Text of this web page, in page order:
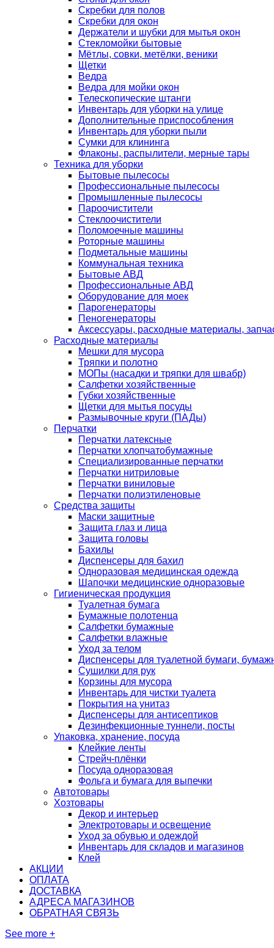
Скребки для полов
Скребки для окон
Держатели и шубки для мытья окон
Стекломойки бытовые
Мётлы, совки, метёлки, веники
Щетки
Ведра
Ведра для мойки окон
Телескопические штанги
Инвентарь для уборки на улице
Дополнительные приспособления
Инвентарь для уборки пыли
Сумки для клининга
Флаконы, распылители, мерные тары
Техника для уборки
Бытовые пылесосы
Профессиональные пылесосы
Промышленные пылесосы
Пароочистители
Стеклоочистители
Поломоечные машины
Роторные машины
Подметальные машины
Коммунальная техника
Бытовые АВД
Профессиональные АВД
Оборудование для моек
Парогенераторы
Пеногенераторы
Аксессуары, расходные материалы,
Расходные материалы
Мешки для мусора
Тряпки и полотно
МОПы (насадки и тряпки для швабр)
Салфетки хозяйственные
Губки хозяйственные
Щетки для мытья посуды
Размывочные круги (ПАДы)
Перчатки
Перчатки латексные
Перчатки хлопчатобумажные
Специализированные перчатки
Перчатки нитриловые
Перчатки виниловые
Перчатки полиэтиленовые
Средства защиты
Маски защитные
Защита глаз и лица
Защита головы
Бахилы
Диспенсеры для бахил
Одноразовая медицинская одежда
Шапочки медицинские одноразовые
Гигиеническая продукция
Туалетная бумага
Бумажные полотенца
Салфетки бумажные
Салфетки влажные
Уход за телом
Диспенсеры для туалетной бумаги,
Сушилки для рук
Корзины для мусора
Инвентарь для чистки туалета
Покрытия на унитаз
Диспенсеры для антисептиков
Дезинфекционные туннели, посты
Упаковка, хранение, посуда
Клейкие ленты
Стрейч-плёнки
Посуда одноразовая
Фольга и бумага для выпечки
Автотовары
Хозтовары
Декор и интерьер
Электротовары и освещение
Уход за обувью и одеждой
Инвентарь для складов и магазинов
Клей
АКЦИИ
ОПЛАТА
ДОСТАВКА
АДРЕСА МАГАЗИНОВ
ОБРАТНАЯ СВЯЗЬ
See more +